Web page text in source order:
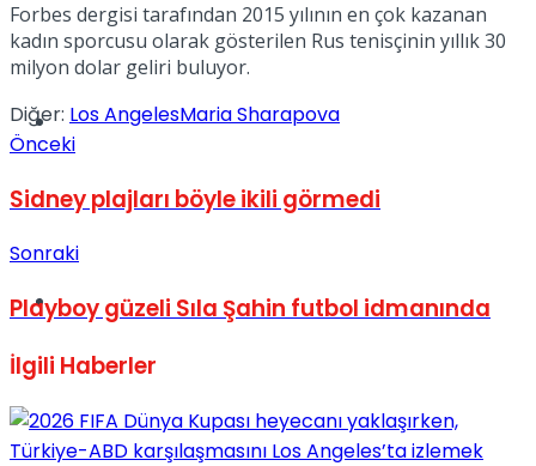
Müzik
Sinema
View All Result
Forbes dergisi tarafından 2015 yılının en çok kazanan
kadın sporcusu olarak gösterilen Rus tenisçinin yıllık 30
milyon dolar geliri buluyor.
Diğer: Los AngelesMaria Sharapova
Önceki
Sidney plajları böyle ikili görmedi
Sonraki
Playboy güzeli Sıla Şahin futbol idmanında
İlgili Haberler